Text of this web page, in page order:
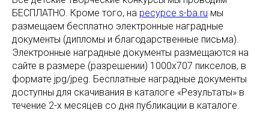
БЕСПЛАТНО. Кроме того, на ресурсе s-ba.ru мы
размещаем бесплатно электронные наградные
документы (дипломы и благодарственные письма).
Электронные наградные документы размещаются на
сайте в размере (разрешении) 1000х707 пикселов, в
формате jpg/jpeg. Бесплатные наградные документы
доступны для скачивания в каталоге «Результаты» в
течение 2-х месяцев со дня публикации в каталоге.